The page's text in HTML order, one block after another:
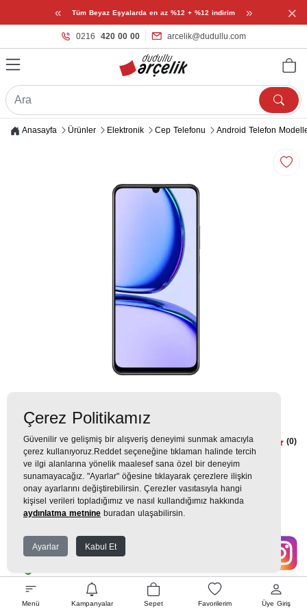
« Tüm Beyaz Eşyalarda en az %12 + %12 indirim » ×
0216 420 00 00 arcelik@dudullu.com
Menü Kampanyalar Sepet Favorilerim Üye Giriş
Anasayfa Ürünler Elektronik Cep Telefonu Android Telefon
Realme C53 8GB/256GB Siyah
Android Telefon Modelleri
(0)
7.550TL
839 TLx 9 Taksit =7.550 TL Ekstra İndirim %12 =
WHATSAPP SİPARİŞ
Çerez Politikamız
Güvenilir ve gelişmiş bir alışveriş deneyimi sunmak amacıyla
çerez kullanıyoruz.Reddet seçeneğine tıklaman halinde tercih
ve ilgi alanlarına yönelik maalesef sana özel bir deneyim
sunamayacağız. "Ayarlar" öğesine tıklayarak çerezlere ilişkin
onay ayarlarını değiştirebilirsin. Çerezler vasıtasıyla hangi
kişisel verileri topladığımız ve nasıl kullandığımız hakkında
aydınlatma metnine buradan ulaşabilirsin.
Ayarlar Kabul Et